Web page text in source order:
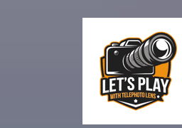
月:2026